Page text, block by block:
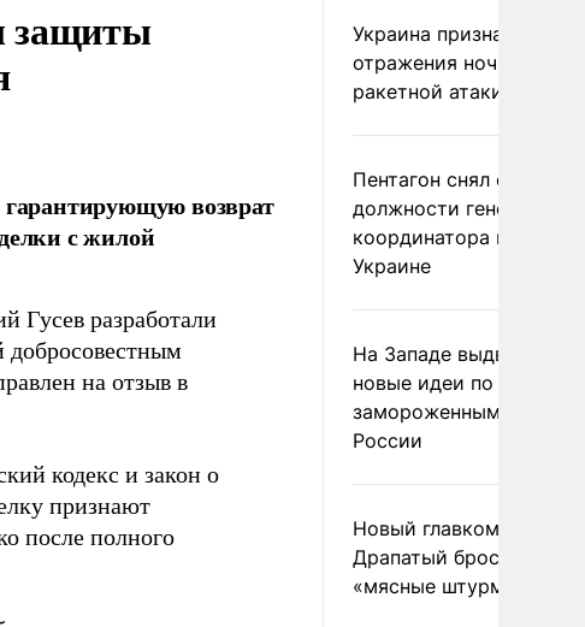
защиты
возврат
с жилой
Гусев разработали
добросовестным
на отзыв в
кодекс и закон о
признают
после полного
Украина признала
отражения ночной
ракетной атаки
Пентагон снял с
должности генерала-
координатора помощи
Украине
На Западе выдвинули
новые идеи по
замороженным
России
Новый главком ВСУ
Драпатый бросил
«мясные штурмы»